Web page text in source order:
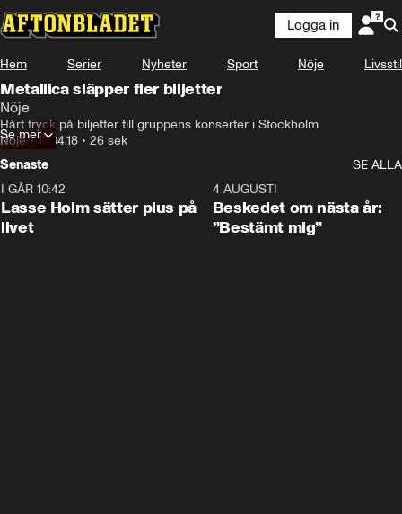
Logga in
Hem Serier Nyheter Sport Nöje Livsstil
Metallica släpper fler biljetter
Nöje
Hårt tryck på biljetter till gruppens konserter i Stockholm
Nöje•19.04.18 • 26 sek
Se mer
Senaste
SE ALLA
I GÅR 10:42
Lasse Holm sätter plus på
livet
4 AUGUSTI
Beskedet om nästa år:
”Bestämt mig”